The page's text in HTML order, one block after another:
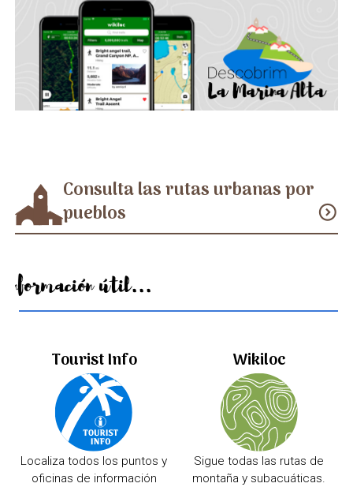
Consulta las rutas urbanas por
pueblos
expand_circle_down
Información útil...
Tourist Info
Localiza todos los puntos y
oficinas de información
Wikiloc
Sigue todas las rutas de
montaña y subacuáticas.